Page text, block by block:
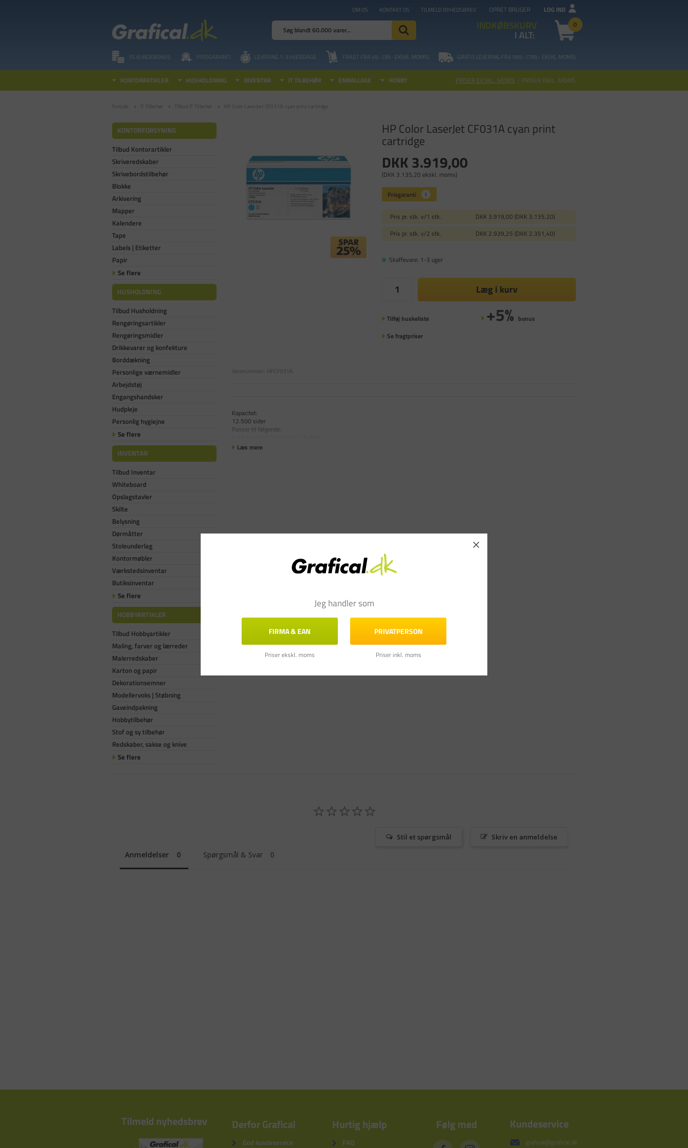
OM OS KONTAKT OS TILMELD NYHEDSBREV OPRET BRUGER LOG IND
INDKØBSKURV 0
I ALT:
5% KUNDEBONUS PRISGARANTI LEVERING 1-3 HVERDAGE FRAGT FRA 49,- (39,- EKSKL. MOMS) GRATIS LEVERING FRA 999,- (799,- EKSKL. MOMS)
KONTORARTIKLER HUSHOLDNING INVENTAR IT TILBEHØR EMBALLAGE HOBBY PRISER EKSKL. MOMS | PRISER INKL. MOMS
Forside IT Tilbehør Tilbud IT Tilbehør HP Color LaserJet CF031A cyan print cartridge
KONTORFORSYNING
Tilbud Kontorartikler
Skriveredskaber
Skrivebordstilbehør
Blokke
Arkivering
Mapper
Kalendere
Tape
Labels | Etiketter
Papir
Se flere
HUSHOLDNING
Tilbud Husholdning
Rengøringsartikler
Rengøringsmidler
Drikkevarer og konfekture
Borddækning
Personlige værnemidler
Arbejdstøj
Engangshandsker
Hudpleje
Personlig hygiejne
Se flere
INVENTAR
Tilbud Inventar
Whiteboard
Opslagstavler
Skilte
Belysning
Dørmåtter
Stoleunderlag
Kontormøbler
Værkstedsinventar
Butiksinventar
Se flere
HOBBYARTIKLER
Tilbud Hobbyartikler
Maling, farver og lærreder
Malerredskaber
Karton og papir
Dekorationsemner
Modellervoks | Støbning
Gaveindpakning
Hobbytilbehør
Stof og sy tilbehør
Redskaber, sakse og knive
Se flere
HP Color LaserJet CF031A cyan print
cartridge
DKK 3.919,00
(DKK 3.135,20 ekskl. moms)
Pris pr. stk. v/1 stk.
DKK 3.919,00 (DKK 3.135,20)
Pris pr. stk. v/2 stk.
DKK 2.939,25 (DKK 2.351,40)
Skaffevare: 1-3 uger
Læg i kurv
Tilføj huskeliste +5% bonus
Se fragtpriser
Varenummer: HPCF031A
Kapacitet:
12.500 sider
Passer til følgende:
Læs mere
Skriv en anmeldelse
Stil et spørgsmål
Anmeldelser Spørgsmål & Svar
Tilmeld nyhedsbrev Derfor Grafical
God kundeservice
Hurtig hjælp
FAQ
Følg med Kundeservice
grafical@grafical.dk
Jeg handler som
FIRMA & EAN
Priser ekskl. moms
PRIVATPERSON
Priser inkl. moms